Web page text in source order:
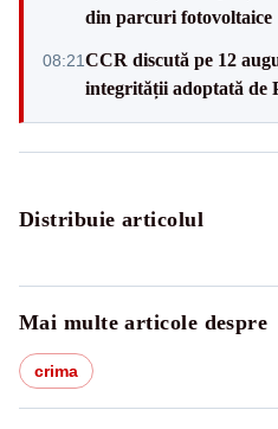
din parcuri fotovoltaice
08:21CCR discută pe 12
integrității adoptată de
Distribuie articolul
Mai multe articole despre
crima